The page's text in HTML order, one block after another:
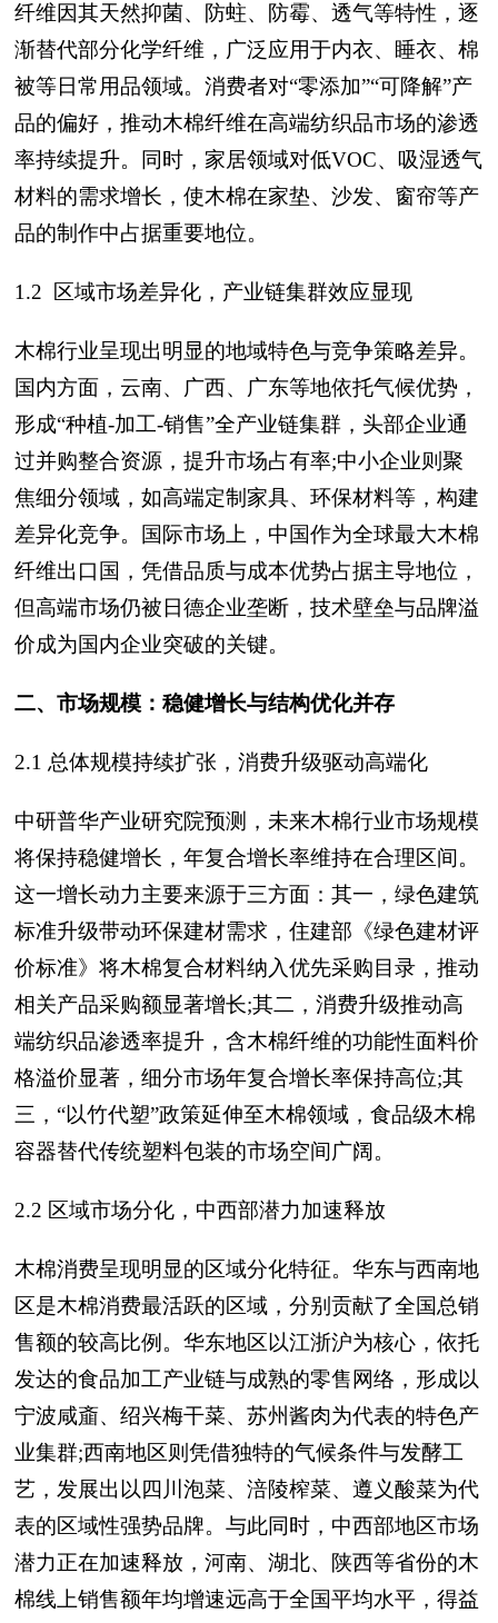
纤维因其天然抑菌、防蛀、防霉、透气等特性，逐
渐替代部分化学纤维，广泛应用于内衣、睡衣、棉
被等日常用品领域。消费者对“零添加”“可降解”产
品的偏好，推动木棉纤维在高端纺织品市场的渗透
率持续提升。同时，家居领域对低VOC、吸湿透气
材料的需求增长，使木棉在家垫、沙发、窗帘等产
品的制作中占据重要地位。
1.2 区域市场差异化，产业链集群效应显现
木棉行业呈现出明显的地域特色与竞争策略差异。
国内方面，云南、广西、广东等地依托气候优势，
形成“种植-加工-销售”全产业链集群，头部企业通
过并购整合资源，提升市场占有率;中小企业则聚
焦细分领域，如高端定制家具、环保材料等，构建
差异化竞争。国际市场上，中国作为全球最大木棉
纤维出口国，凭借品质与成本优势占据主导地位，
但高端市场仍被日德企业垄断，技术壁垒与品牌溢
价成为国内企业突破的关键。
二、市场规模：稳健增长与结构优化并存
2.1 总体规模持续扩张，消费升级驱动高端化
中研普华产业研究院预测，未来木棉行业市场规模
将保持稳健增长，年复合增长率维持在合理区间。
这一增长动力主要来源于三方面：其一，绿色建筑
标准升级带动环保建材需求，住建部《绿色建材评
价标准》将木棉复合材料纳入优先采购目录，推动
相关产品采购额显著增长;其二，消费升级推动高
端纺织品渗透率提升，含木棉纤维的功能性面料价
格溢价显著，细分市场年复合增长率保持高位;其
三，“以竹代塑”政策延伸至木棉领域，食品级木棉
容器替代传统塑料包装的市场空间广阔。
2.2 区域市场分化，中西部潜力加速释放
木棉消费呈现明显的区域分化特征。华东与西南地
区是木棉消费最活跃的区域，分别贡献了全国总销
售额的较高比例。华东地区以江浙沪为核心，依托
发达的食品加工产业链与成熟的零售网络，形成以
宁波咸齑、绍兴梅干菜、苏州酱肉为代表的特色产
业集群;西南地区则凭借独特的气候条件与发酵工
艺，发展出以四川泡菜、涪陵榨菜、遵义酸菜为代
表的区域性强势品牌。与此同时，中西部地区市场
潜力正在加速释放，河南、湖北、陕西等省份的木
棉线上销售额年均增速远高于全国平均水平，得益